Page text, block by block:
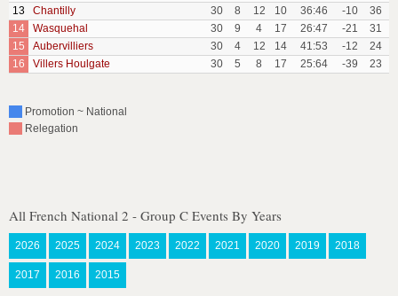
13
Chantilly 30 8 12 10 36:46 -10
36
14
Wasquehal 30 9 4 17 26:47 -21
31
15
Aubervilliers 30 4 12 14 41:53 -12
24
16
Villers Houlgate 30 5 8 17 25:64 -39 23
Promotion ~ National
Relegation
All French National 2 - Group C Events By Years
2026 2025 2024 2023 2022 2021 2020 2019 2018
2017 2016 2015